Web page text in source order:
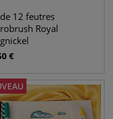
12 feutres
Royal
€